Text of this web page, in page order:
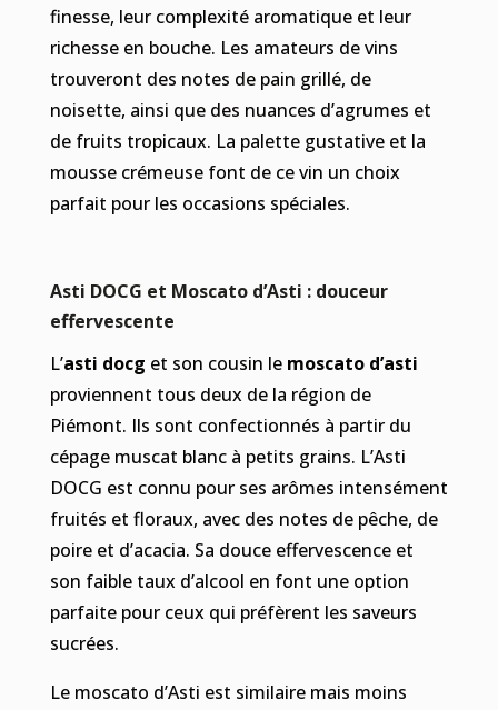
finesse, leur complexité aromatique et leur
richesse en bouche. Les amateurs de vins
trouveront des notes de pain grillé, de
noisette, ainsi que des nuances d’agrumes et
de fruits tropicaux. La palette gustative et la
mousse crémeuse font de ce vin un choix
parfait pour les occasions spéciales.
Asti DOCG et Moscato d’Asti : douceur
effervescente
L’asti docg et son cousin le moscato d’asti
proviennent tous deux de la région de
Piémont. Ils sont confectionnés à partir du
cépage muscat blanc à petits grains. L’Asti
DOCG est connu pour ses arômes intensément
fruités et floraux, avec des notes de pêche, de
poire et d’acacia. Sa douce effervescence et
son faible taux d’alcool en font une option
parfaite pour ceux qui préfèrent les saveurs
sucrées.
Le moscato d’Asti est similaire mais moins